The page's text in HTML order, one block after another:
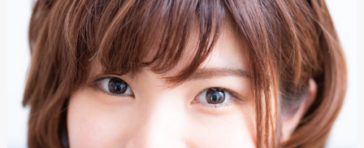
Opening hours
平日、土曜 9:00〜19:00
日曜、祝日 9:00〜18:00
Closed
月曜日＋不定休日